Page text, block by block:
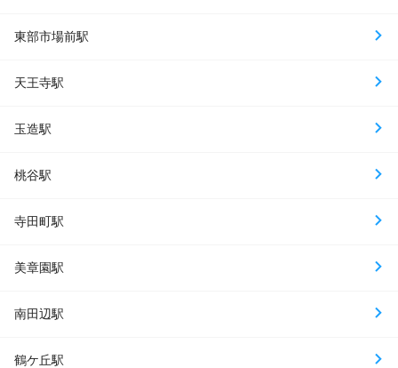
東部市場前駅
天王寺駅
玉造駅
桃谷駅
寺田町駅
美章園駅
南田辺駅
鶴ケ丘駅